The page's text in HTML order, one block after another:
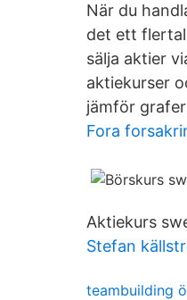
När du
det ett flertal
sälja aktier
aktiekurser
jämför
Fora
Aktiekurs
Stefan
teambuilding